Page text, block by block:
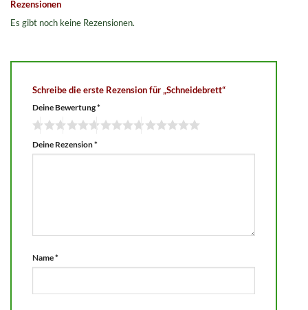
Rezensionen
Es gibt noch keine Rezensionen.
Schreibe die erste Rezension für „Schneidebrett“
Deine Bewertung*
Deine Rezension*
Name*